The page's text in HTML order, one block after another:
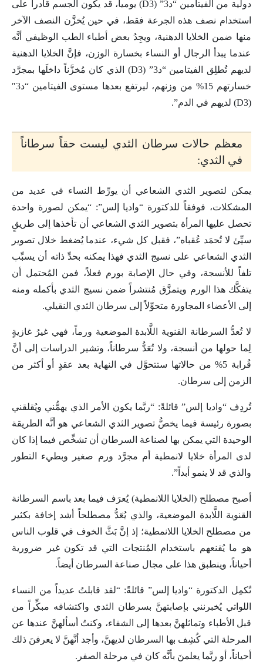
دولية من الفيتامين “د3” (D3) يومياً، قد يكون الجسم قادراً على
استخدام نصف هذه الجرعة فقط، في حين يُخزَّن النصف الآخر
منها ضمن الخلايا الدهنية، ويجِدُ بعض أطباء الطب الوظيفي أنَّه
عندما يبدأ الرجال أو النساء بخسارة الوزن، فإنَّ الخلايا الدهنية
لديهم تُطلِق الفيتامين “د3” (D3) الذي كان مُخزَّناً داخلَها بمجرَّد
خسارتهم 15% من وزنهم، ليرتفع بعدها مستوى الفيتامين “د3″
(D3) لديهم في الدم”.
معظم حالات سرطان الثدي ليست حقاً سرطاناً
في الثدي:
يمكن لتصوير الثدي الشعاعي أن يورِّط النساء في عديد من
المشكلات، فوفقاً للدكتورة “واديا إلس”: “يمكن لصورة واحدة
تحصل عليها المرأة بتصوير الثدي الشعاعي أن تأخذها إلى طريقٍ
سيِّئ لا تُحمَد عُقباه”، فقبل كل شيء، عندما يُضغط خلال تصوير
الثدي الشعاعي على نسيج الثدي فهذا يمكنه بحدِّ ذاته أن يسبِّب
تلفاً للأنسجة، وفي حال الإصابة بورم فعلاً، فمن المُحتمل أن
يتفكَّك هذا الورم ويتمزَّق مُنتشراً ضمن نسيج الثدي بأكمله ومنه
إلى الأعضاء المجاورة متحوِّلاً إلى سرطان الثدي النقيلي.
لا تُعدُّ السرطانة القنوية اللَّابدة الموضعية ورماً، فهي غيرُ غازيةٍ
لِما حولها من أنسجة، ولا تُعَدُّ سرطاناً، وتشير الدراسات إلى أنَّ
قُرابة 5% من حالاتها ستتحوَّل في النهاية بعد عقدٍ أو أكثر من
الزمن إلى سرطان.
تُردِف “واديا إلس” قائلةً: “ربَّما يكون الأمر الذي يهمُّني ويُقلقني
بصورة رئيسة فيما يخصُّ تصوير الثدي الشعاعي هو أنَّه الطريقة
الوحيدة التي يمكن بها لصناعة السرطان أن تشخِّص فيما إذا كان
لدى المرأة خلايا لانمطية أم مجرَّد ورم صغير وبطيء التطور
والذي قد لا ينمو أبداً”.
أصبح مصطلح (الخلايا اللانمطية) يُعرَف فيما بعد باسم السرطانة
القنوية اللَّابدة الموضعية، والذي يُعَدُّ مصطلحاً أشد إخافة بكثير
من مصطلح الخلايا اللانمطية؛ إذ إنَّ بَثَّ الخوف في قلوب الناس
هو ما يُقنعهم باستخدام المُنتجات التي قد تكون غير ضرورية
أحياناً، وينطبق هذا على مجال صناعة السرطان أيضاً.
تُكمِل الدكتورة “واديا إلس” قائلةً: “لقد قابلتُ عديداً من النساء
اللواتي يُخبرنني بإصابتهنَّ بسرطان الثدي واكتشافه مبكِّراً من
قبل الأطباء وتماثلهنَّ بعدها إلى الشفاء، وكنتُ أسألهنَّ عندها عن
المرحلة التي كُشِف بها السرطان لديهنَّ، وأجد أنَّهنَّ لا يعرفنَ ذلك
أحياناً، أو ربَّما يعلمنَ بأنَّه كان في مرحلة الصفر.